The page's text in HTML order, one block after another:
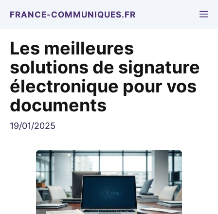
FRANCE-COMMUNIQUES.FR
Les meilleures
solutions de signature
électronique pour vos
documents
19/01/2025